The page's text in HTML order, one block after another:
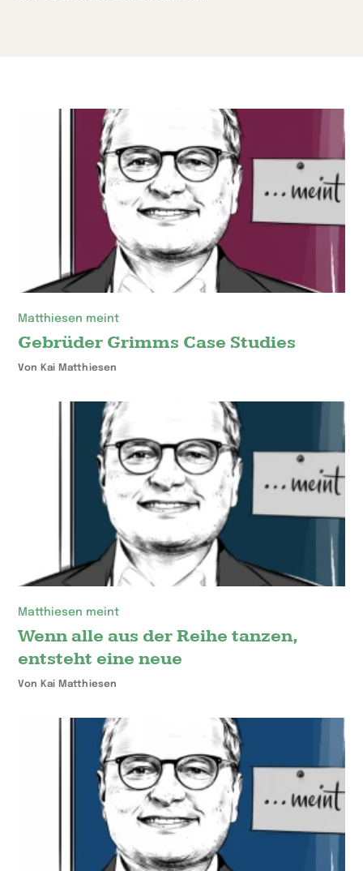
Matthiesen meint
Gebrüder Grimms Case Studies
Von Kai Matthiesen
Matthiesen meint
Wenn alle aus der Reihe tanzen,
entsteht eine neue
Von Kai Matthiesen